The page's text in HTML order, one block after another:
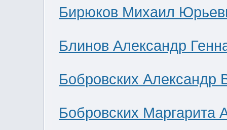
Бирюков Михаил
Блинов Александр
Бобровских Александр
Бобровских Маргарита